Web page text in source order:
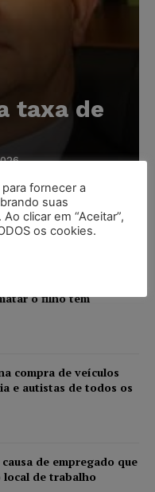
taxa de
com conteúdo
em suas
o filho tem
compra de veículos
e autistas de todos os
de empregado que
local de trabalho
fornecer a
suas
clicar em “Aceitar”,
os cookies.